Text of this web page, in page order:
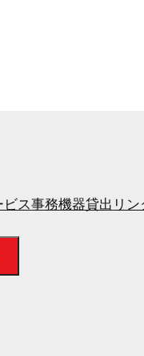
ビス事務機器貸出 リ